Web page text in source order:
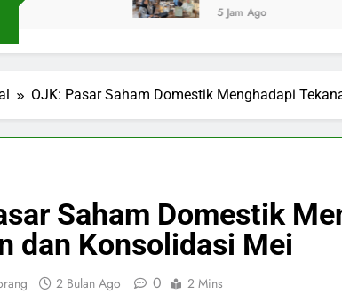
5 Jam Ago
OJK: Pasar Saham Domestik Menghadapi
Saham Domestik
dan Konsolidasi Mei
2 Bulan Ago 0 2 Mins